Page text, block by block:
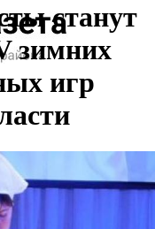
станут
зимних
игр